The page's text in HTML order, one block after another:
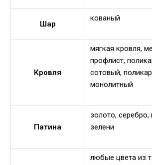
Шар
кованый
Кровля
мягкая кровля,
профлист,
сотовый,
монолитный
Патина
золото,
зелени
любые цвета из